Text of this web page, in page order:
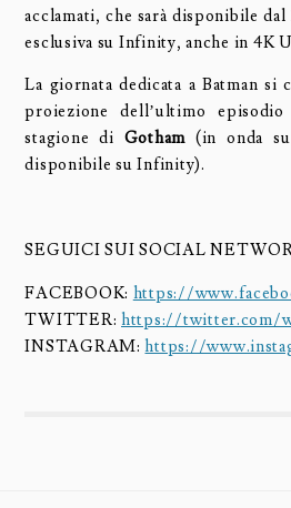
acclamati, che sarà disponibile
esclusiva su Infinity, anche in 4K
La giornata dedicata a Batman si
proiezione dell’ultimo
stagione di Gotham (in onda
disponibile su Infinity).
SEGUICI SUI SOCIAL
FACEBOOK: https://
TWITTER:https://twitter.com/
INSTAGRAM:https://